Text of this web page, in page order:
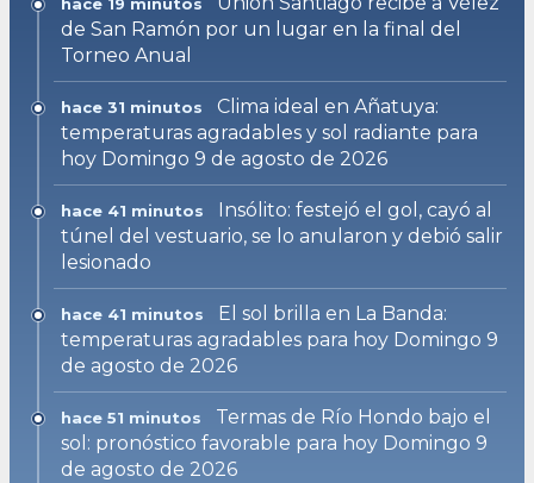
de San Ramón por un lugar en la final del
Torneo Anual
hace 31 minutos
Clima ideal en Añatuya:
temperaturas agradables y sol radiante para
hoy Domingo 9 de agosto de 2026
hace 41 minutos
Insólito: festejó el gol, cayó al
túnel del vestuario, se lo anularon y debió salir
lesionado
hace 41 minutos
El sol brilla en La Banda:
temperaturas agradables para hoy Domingo 9
de agosto de 2026
hace 51 minutos
Termas de Río Hondo bajo el
sol: pronóstico favorable para hoy Domingo 9
de agosto de 2026